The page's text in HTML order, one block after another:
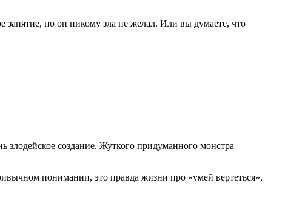
но он никому зла не желал. Или вы думаете, что
создание. Жуткого придуманного монстра
понимании, это правда жизни про «умей вертеться»,